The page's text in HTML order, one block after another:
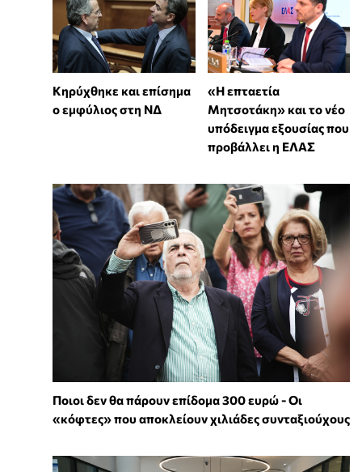
Κηρύχθηκε και επίσημα
ο εμφύλιος στη ΝΔ
«Η επταετία
Μητσοτάκη» και το νέο
υπόδειγμα εξουσίας που
προβάλλει η ΕΛΑΣ
Ποιοι δεν θα πάρουν επίδομα 300 ευρώ - Οι
«κόφτες» που αποκλείουν χιλιάδες συνταξιούχους